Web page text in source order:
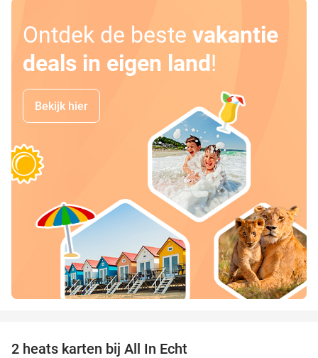
Ontdek de beste vakantie
deals in eigen land!
Bekijk hier
2 heats karten bij All In Echt